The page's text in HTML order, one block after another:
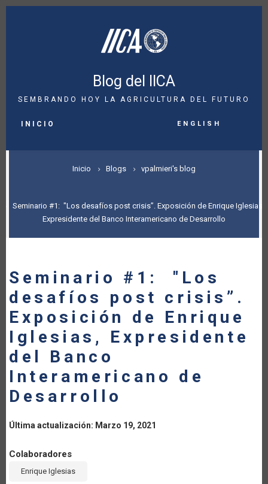
Pasar
Blog del IICA
SEMBRANDO HOY LA AGRICULTURA DEL FUTURO
NAVIGATION
INICIO English
SOBRESCRIBIR
DE
AYUDA
LA
NAVEGACIÓN
Inicio Blogs vpalmieri's blog
Seminario #1: "Los desafíos post crisis”. Exposición de Enrique Iglesias,
Expresidente del Banco Interamericano de Desarrollo
Seminario #1: "Los
desafíos post crisis”.
Exposición de Enrique
Iglesias, Expresidente
del Banco
Interamericano de
Desarrollo
Última actualización: Marzo 19, 2021
Colaboradores
Enrique Iglesias